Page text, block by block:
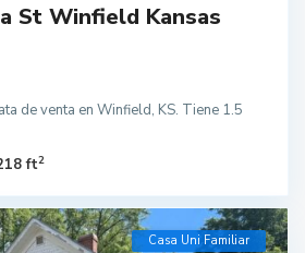
St Winfield Kansas
de venta en Winfield, KS. Tiene 1.5
ft2
Casa Uni Familiar